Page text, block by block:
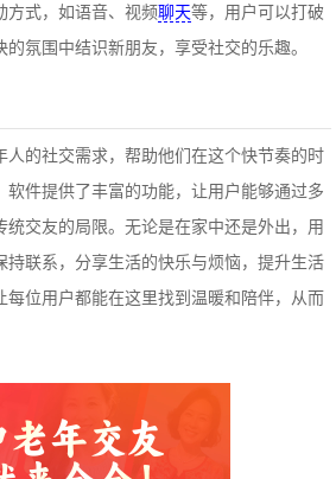
方式，如语音、视频聊天等，用户可以打破
氛围中结识新朋友，享受社交的乐趣。
人的社交需求，帮助他们在这个快节奏的时
软件提供了丰富的功能，让用户能够通过多
统交友的局限。无论是在家中还是外出，用
持联系，分享生活的快乐与烦恼，提升生活
每位用户都能在这里找到温暖和陪伴，从而